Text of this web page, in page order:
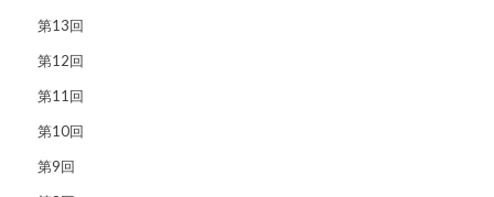
第13回
第12回
第11回
第10回
第9回